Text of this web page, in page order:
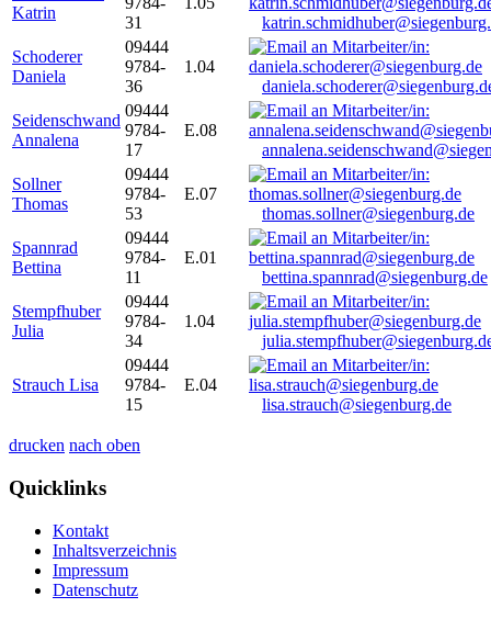
Katrin
31
Schoderer
Daniela
09444
9784-
36
1.04
Seidenschwand
Annalena
09444
9784-
17
E.08
Sollner
Thomas
09444
9784-
53
E.07
thomas.sollner@siegenburg.de
Spannrad
Bettina
09444
9784-
11
E.01
bettina.spannrad@siegenburg.de
Stempfhuber
Julia
09444
9784-
34
1.04
Strauch Lisa
09444
9784-
15
E.04
lisa.strauch@siegenburg.de
drucken nach oben
Quicklinks
Kontakt
Inhaltsverzeichnis
Impressum
Datenschutz